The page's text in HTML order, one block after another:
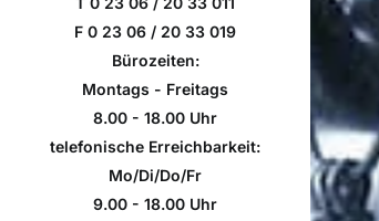
F 0 23 06 / 20 33 019
Bürozeiten:
Montags - Freitags
8.00 - 18.00 Uhr
telefonische Erreichbarkeit:
Mo/Di/Do/Fr
9.00 - 18.00 Uhr